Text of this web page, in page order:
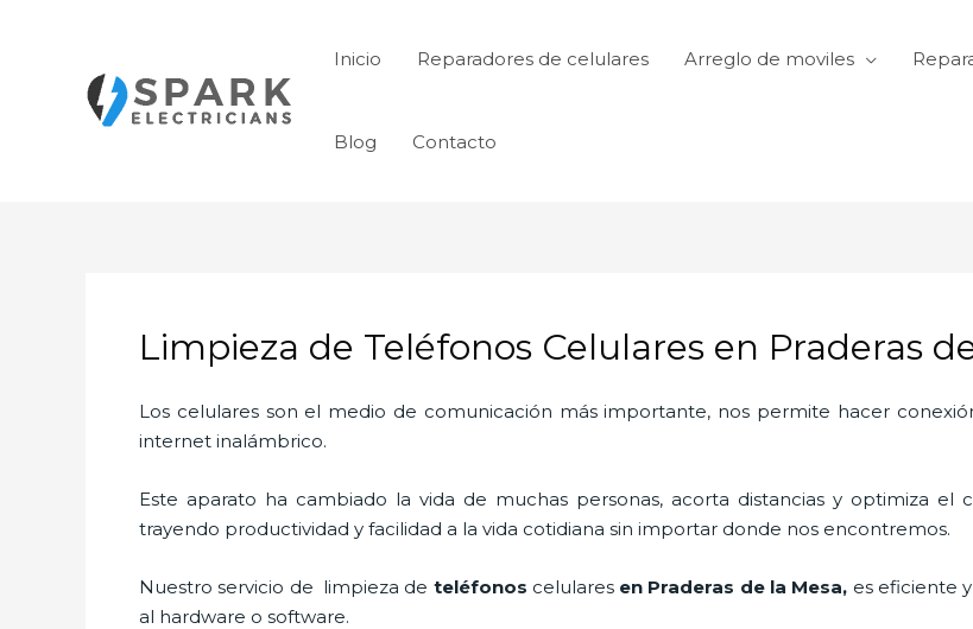
Inicio Reparadores de celulares Arreglo de moviles
Blog Contacto
Limpieza de Teléfonos Celulares en Praderas
Los celulares son el medio de comunicación más importante, nos permite hacer
internet inalámbrico.
Este aparato ha cambiado la vida de muchas personas, acorta distancias y optimiza
trayendo productividad y facilidad a la vida cotidiana sin importar donde nos encontremos.
Nuestro servicio de limpieza de teléfonos celularesen Praderas de la Mesa, es eficiente
al hardware o software.